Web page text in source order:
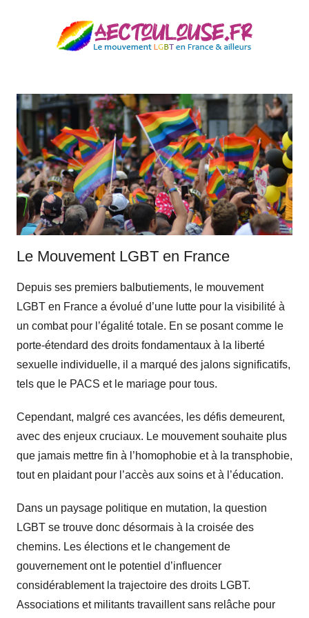
Le Mouvement LGBT en France
Depuis ses premiers balbutiements, le mouvement
LGBT en France a évolué d’une lutte pour la visibilité à
un combat pour l’égalité totale. En se posant comme le
porte-étendard des droits fondamentaux à la liberté
sexuelle individuelle, il a marqué des jalons significatifs,
tels que le PACS et le mariage pour tous.
Cependant, malgré ces avancées, les défis demeurent,
avec des enjeux cruciaux. Le mouvement souhaite plus
que jamais mettre fin à l’homophobie et à la transphobie,
tout en plaidant pour l’accès aux soins et à l’éducation.
Dans un paysage politique en mutation, la question
LGBT se trouve donc désormais à la croisée des
chemins. Les élections et le changement de
gouvernement ont le potentiel d’influencer
considérablement la trajectoire des droits LGBT.
Associations et militants travaillent sans relâche pour